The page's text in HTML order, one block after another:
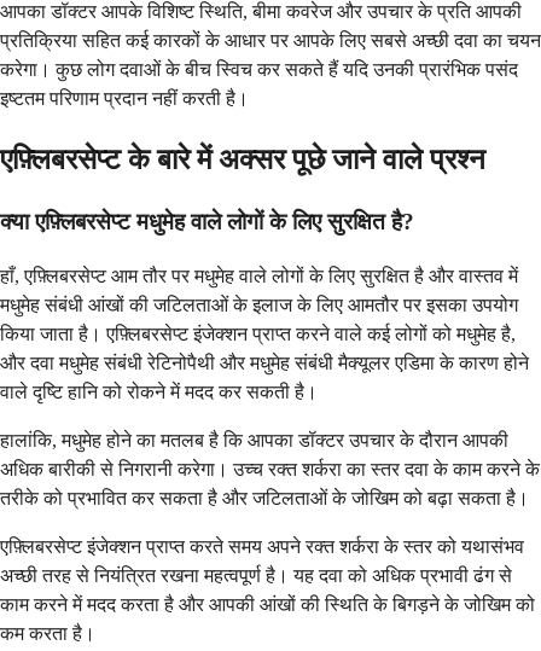
आपका डॉक्टर आपके विशिष्ट स्थिति, बीमा कवरेज और उपचार के प्रति आपकी
प्रतिक्रिया सहित कई कारकों के आधार पर आपके लिए सबसे अच्छी दवा का चयन
करेगा। कुछ लोग दवाओं के बीच स्विच कर सकते हैं यदि उनकी प्रारंभिक पसंद
इष्टतम परिणाम प्रदान नहीं करती है।
एफ़्लिबरसेप्ट के बारे में अक्सर पूछे जाने वाले प्रश्न
क्या एफ़्लिबरसेप्ट मधुमेह वाले लोगों के लिए सुरक्षित है?
हाँ, एफ़्लिबरसेप्ट आम तौर पर मधुमेह वाले लोगों के लिए सुरक्षित है और वास्तव में
मधुमेह संबंधी आंखों की जटिलताओं के इलाज के लिए आमतौर पर इसका उपयोग
किया जाता है। एफ़्लिबरसेप्ट इंजेक्शन प्राप्त करने वाले कई लोगों को मधुमेह है,
और दवा मधुमेह संबंधी रेटिनोपैथी और मधुमेह संबंधी मैक्यूलर एडिमा के कारण होने
वाले दृष्टि हानि को रोकने में मदद कर सकती है।
हालांकि, मधुमेह होने का मतलब है कि आपका डॉक्टर उपचार के दौरान आपकी
अधिक बारीकी से निगरानी करेगा। उच्च रक्त शर्करा का स्तर दवा के काम करने के
तरीके को प्रभावित कर सकता है और जटिलताओं के जोखिम को बढ़ा सकता है।
एफ़्लिबरसेप्ट इंजेक्शन प्राप्त करते समय अपने रक्त शर्करा के स्तर को यथासंभव
अच्छी तरह से नियंत्रित रखना महत्वपूर्ण है। यह दवा को अधिक प्रभावी ढंग से
काम करने में मदद करता है और आपकी आंखों की स्थिति के बिगड़ने के जोखिम को
कम करता है।